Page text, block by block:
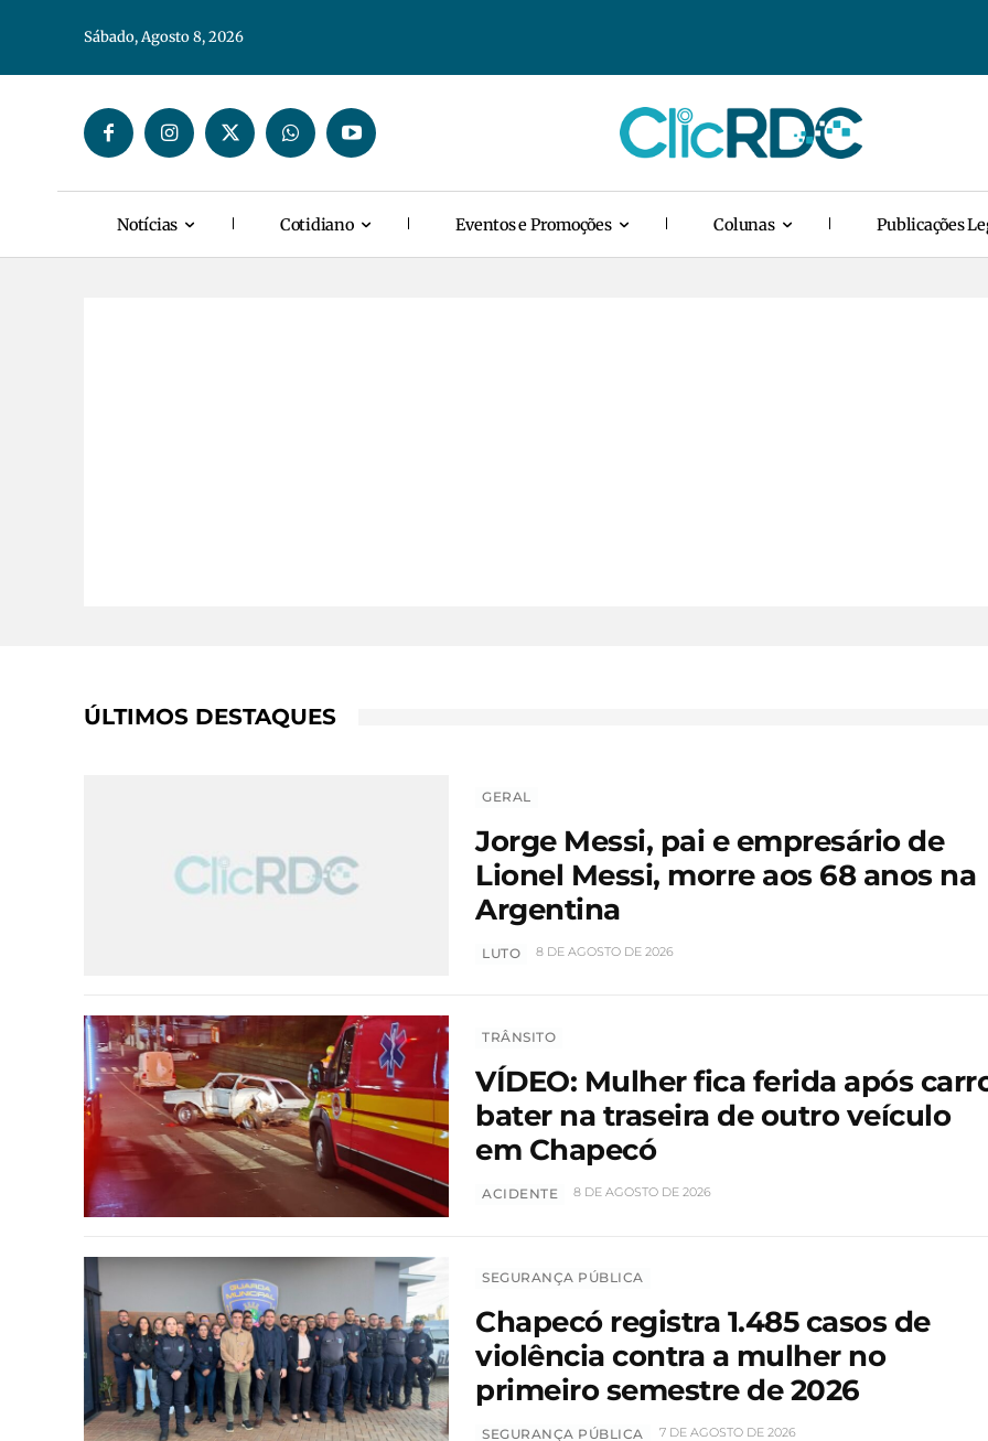
Sábado, Agosto 8, 2026
Notícias Cotidiano Eventos e Promoções Colunas Publicações
ÚLTIMOS DESTAQUES
GERAL
Jorge Messi, pai e empresário de
Lionel Messi, morre aos 68 anos na
Argentina
LUTO 8 DE AGOSTO DE 2026
TRÂNSITO
VÍDEO: Mulher fica ferida após
bater na traseira de outro veículo
em Chapecó
ACIDENTE 8 DE AGOSTO DE 2026
SEGURANÇA PÚBLICA
Chapecó registra 1.485 casos de
violência contra a mulher no
primeiro semestre de 2026
SEGURANÇA PÚBLICA 7 DE AGOSTO DE 2026